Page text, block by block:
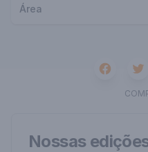
Área
Facebook
Nossas